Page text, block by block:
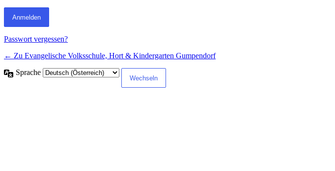
Passwort vergessen?
← Zu Evangelische Volksschule, Hort & Kindergarten Gumpendorf
Sprache